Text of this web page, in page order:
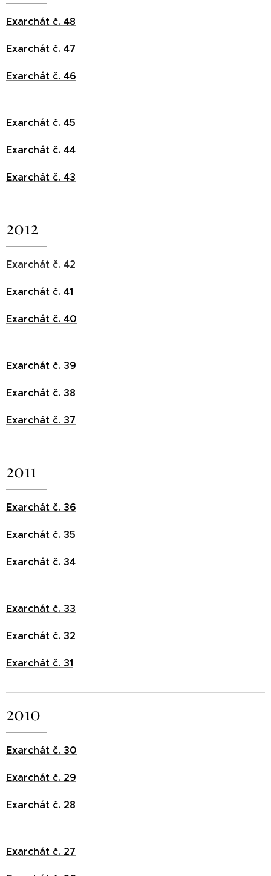
Exarchát č. 48
Exarchát č. 47
Exarchát č. 46
Exarchát č. 45
Exarchát č. 44
Exarchát č. 43
2012
Exarchát č. 42
Exarchát č. 41
Exarchát č. 40
Exarchát č. 39
Exarchát č. 38
Exarchát č. 37
2011
Exarchát č. 36
Exarchát č. 35
Exarchát č. 34
Exarchát č. 33
Exarchát č. 32
Exarchát č. 31
2010
Exarchát č. 30
Exarchát č. 29
Exarchát č. 28
Exarchát č. 27